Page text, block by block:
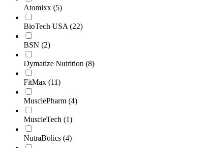
Atomixx (5)
BioTech USA (22)
BSN (2)
Dymatize Nutrition (8)
FitMax (11)
MusclePharm (4)
MuscleTech (1)
NutraBolics (4)